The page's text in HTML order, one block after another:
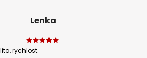
Lenka
rychlost.